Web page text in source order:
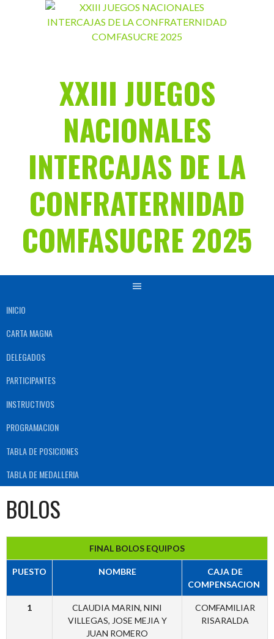
XXIII JUEGOS
NACIONALES
INTERCAJAS DE LA
CONFRATERNIDAD
COMFASUCRE 2025
INICIO
CARTA MAGNA
DELEGADOS
PARTICIPANTES
INSTRUCTIVOS
PROGRAMACION
TABLA DE POSICIONES
TABLA DE MEDALLERIA
BOLOS
FINAL BOLOS EQUIPOS
PUESTO NOMBRE
CAJA DE
COMPENSACION
1
CLAUDIA MARIN, NINI
VILLEGAS, JOSE MEJIA Y
JUAN ROMERO
COMFAMILIAR
RISARALDA